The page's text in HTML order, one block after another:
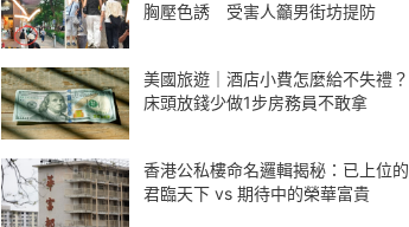
胸壓色誘 受害人籲男街坊提防
美國旅遊｜酒店小費怎麼給不失禮？
床頭放錢少做1步房務員不敢拿
香港公私樓命名邏輯揭秘：已上位的
君臨天下 vs 期待中的榮華富貴